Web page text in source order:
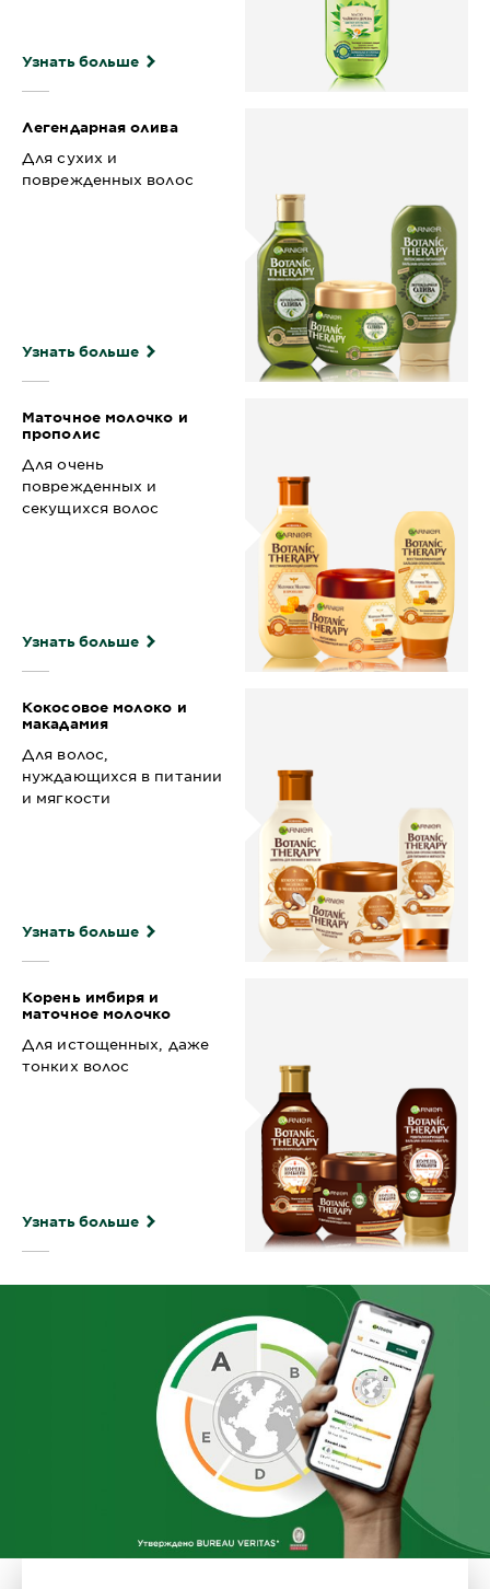
Узнать больше
Легендарная олива
Для сухих и
поврежденных волос
Узнать больше
Маточное молочко и
прополис
Для очень
поврежденных и
секущихся волос
Узнать больше
Кокосовое молоко и
макадамия
Для волос,
нуждающихся в питании
и мягкости
Узнать больше
Корень имбиря и
маточное молочко
Для истощенных, даже
тонких волос
Узнать больше